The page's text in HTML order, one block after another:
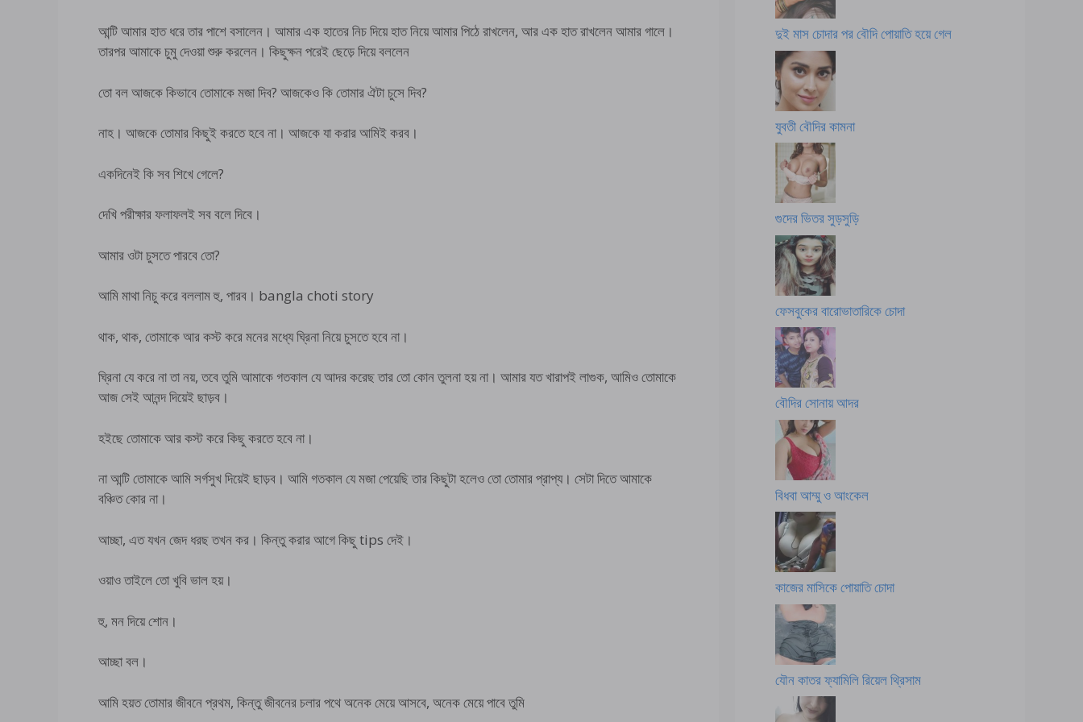
আন্টি আমার হাত ধরে তার পাশে বসালেন। আমার এক হাতের নিচ দিয়ে হাত নিয়ে আমার পিঠে রাখলেন, আর এক হাত রাখলেন আমার গালে।
তারপর আমাকে চুমু দেওয়া শুরু করলেন। কিছুক্ষন পরেই ছেড়ে দিয়ে বললেন
তো বল আজকে কিভাবে তোমাকে মজা দিব? আজকেও কি তোমার ঐটা চুসে দিব?
নাহ। আজকে তোমার কিছুই করতে হবে না। আজকে যা করার আমিই করব।
একদিনেই কি সব শিখে গেলে?
দেখি পরীক্ষার ফলাফলই সব বলে দিবে।
আমার ওটা চুসতে পারবে তো?
আমি মাথা নিচু করে বললাম হু, পারব। bangla choti story
থাক, থাক, তোমাকে আর কস্ট করে মনের মধ্যে ঘ্রিনা নিয়ে চুসতে হবে না।
ঘ্রিনা যে করে না তা নয়, তবে তুমি আমাকে গতকাল যে আদর করেছ তার তো কোন তুলনা হয় না। আমার যত খারাপই লাগুক, আমিও তোমাকে
আজ সেই আনন্দ দিয়েই ছাড়ব।
হইছে তোমাকে আর কস্ট করে কিছু করতে হবে না।
না আন্টি তোমাকে আমি সর্গসুখ দিয়েই ছাড়ব। আমি গতকাল যে মজা পেয়েছি তার কিছুটা হলেও তো তোমার প্রাপ্য। সেটা দিতে আমাকে
বঞ্চিত কোর না।
আচ্ছা, এত যখন জেদ ধরছ তখন কর। কিন্তু করার আগে কিছু tips দেই।
ওয়াও তাইলে তো খুবি ভাল হয়।
হু, মন দিয়ে শোন।
আচ্ছা বল।
আমি হয়ত তোমার জীবনে প্রথম, কিন্তু জীবনের চলার পথে অনেক মেয়ে আসবে, অনেক মেয়ে পাবে তুমি
দুই মাস চোদার পর বৌদি পোয়াতি হয়ে গেল
যুবতী বৌদির কামনা
গুদের ভিতর সুড়সুড়ি
ফেসবুকের বারোভাতারিকে চোদা
বৌদির সোনায় আদর
বিধবা আম্মু ও আংকেল
কাজের মাসিকে পোয়াতি চোদা
যৌন কাতর ফ্যামিলি রিয়েল থ্রিসাম